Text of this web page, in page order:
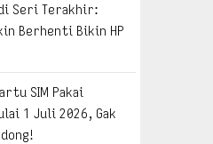
Seri Terakhir:
Berhenti Bikin HP
SIM Pakai
1 Juli 2026, Gak